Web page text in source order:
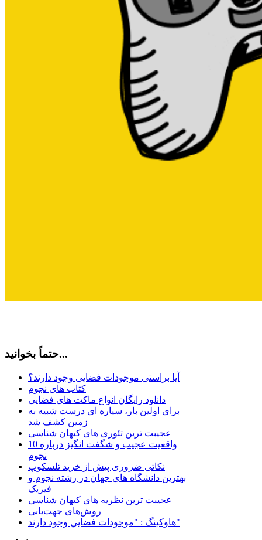
حتماً بخوانید...
آیا براستی موجودات فضایی وجود دارند؟
کتاب های نجوم
دانلود رایگان انواع ماکت های فضایی
برای اولین بار، سیاره ای درست شبیه به
زمین کشف شد
عجیبت ترین تئوری های کیهان شناسی
10 واقعیت عجیب و شگفت انگیز درباره
نجوم
نکاتی ضروری پیش از خرید تلسکوپ
بهترین دانشگاه های جهان در رشته نجوم و
فیزیک
عجیبت ترین نظریه های کیهان شناسی
روش‌های جهت‌یابی
هاوكينگ : "موجودات فضايي وجود دارند"